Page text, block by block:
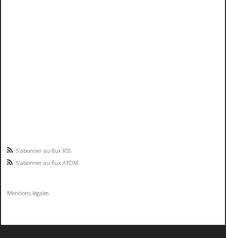
S'abonner au flux RSS
S'abonner au flux ATOM
Mentions légales